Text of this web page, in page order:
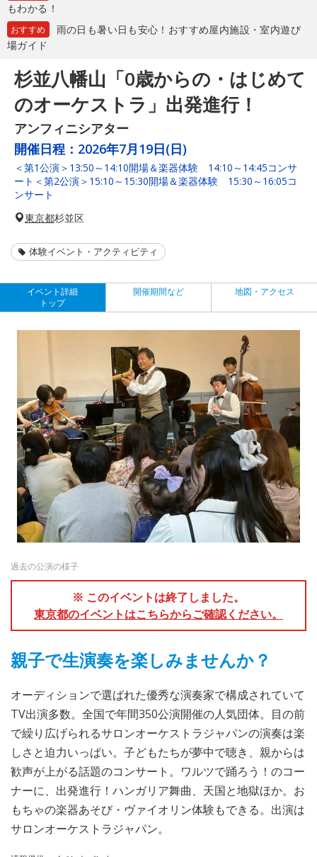
もわかる！
おすすめ
雨の日も暑い日も安心！おすすめ屋内施設・室内遊び
場ガイド
杉並八幡山「0歳からの・はじめて
のオーケストラ」出発進行！
アンフィニシアター
開催日程： 2026年7月19日(日)
＜第1公演＞13:50～14:10開場＆楽器体験 14:10～14:45コンサ
ート＜第2公演＞15:10～15:30開場＆楽器体験 15:30～16:05コ
ンサート
東京都杉並区
体験イベント・アクティビティ
イベント詳細
トップ
開催期間など 地図・アクセス
過去の公演の様子
※ このイベントは終了しました。
東京都のイベントはこちらからご確認ください。
親子で生演奏を楽しみませんか？
オーディションで選ばれた優秀な演奏家で構成されていて
TV出演多数。全国で年間350公演開催の人気団体。目の前
で繰り広げられるサロンオーケストラジャパンの演奏は楽
しさと迫力いっぱい。子どもたちが夢中で聴き、親からは
歓声が上がる話題のコンサート。ワルツで踊ろう！のコー
ナーに、出発進行！ハンガリア舞曲、天国と地獄ほか。お
もちゃの楽器あそび・ヴァイオリン体験もできる。出演は
サロンオーケストラジャパン。